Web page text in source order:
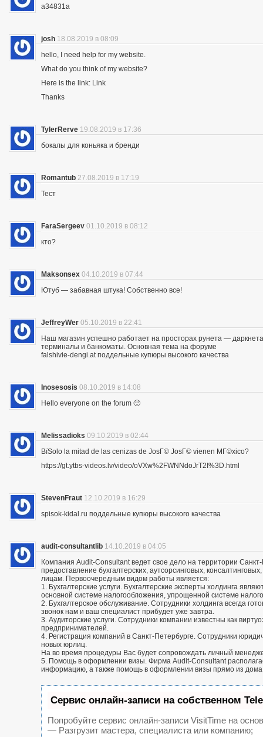
a34831a
josh 18.08.2019 в 08:09
hello, I need help for my website.
What do you think of my website?
Here is the link: Link
Thanks
TylerRerve 19.08.2019 в 17:36
бокалы для коньяка и бренди
Romantub 27.08.2019 в 17:19
Тест
FaraSergeev 01.10.2019 в 08:12
кто?
Maksonsex 04.10.2019 в 07:44
Ютуб — забавная штука! Собственно все!
JeffreyWer 05.10.2019 в 22:41
Наш магазин успешно работает на просторах рунета —
терминалы и банкоматы. Основная тема на форуме
falshivie-dengi.at поддельные купюры высокого качества
Inosesosis 08.10.2019 в 14:08
Hello everyone on the forum 🙂
Melissadioks 09.10.2019 в 02:44
ВїSolo la mitad de las cenizas de JosГ© JosГ© vienen MГ©xico?
https://gt.ytbs-videos.lv/video/oVXw%2FWNNdoJrT2I%3D.html
StevenFraut 12.10.2019 в 16:29
spisok-kidal.ru поддельные купюры высокого качества
audit-consultantlib 14.10.2019 в 04:05
Компания Audit-Consultant ведет свое дело на территории
предоставление бухгалтерских, аутсорсинговых,
лицам. Первоочередным видом работы является:
1. Бухгалтерские услуги. Бухгалтерские эксперты холдинга
основной системе налогообложения, упрощенной системе
2. Бухгалтерское обслуживание. Сотрудники холдинга всегда
звонок нам и ваш специалист прибудет уже завтра.
3. Аудиторские услуги. Сотрудники компании известны как
предпринимателей.
4. Регистрация компаний в Санкт-Петербурге. Сотрудники
новых юрлиц.
На во время процедуры Вас будет сопровождать личный
5. Помощь в оформлении визы. Фирма Audit-Consultant
информацию, а также помощь в оформлении визы прямо из
Сервис онлайн-записи на собственном
Попробуйте сервис онлайн-записи VisitTime на
— Разгрузит мастера, специалиста или компанию;